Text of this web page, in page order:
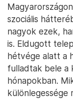
szociális
nagyok ezek,
is. Eldugott
hétvége alatt a
fulladtak bele a
hónapokban.
különlegessége